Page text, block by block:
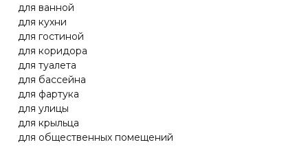
для ванной
для кухни
для гостиной
для коридора
для туалета
для бассейна
для фартука
для улицы
для крыльца
для общественных помещений